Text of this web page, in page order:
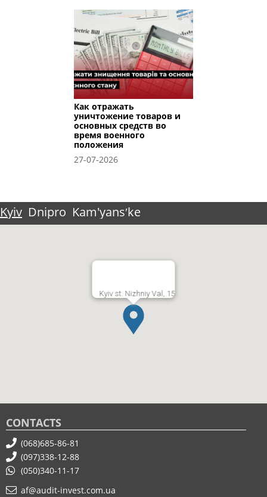
Как отражать
уничтожение товаров и
основных средств во
время военного
положения
27-07-2026
Kyiv Dnipro Kam'yansʹke
Kyiv st. Nizhniy Val, 15
CONTACTS
(068)685-86-81
(097)338-12-88
(050)340-11-17
af@audit-invest.com.ua